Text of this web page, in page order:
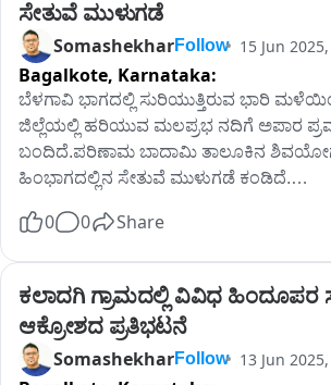
ಸೇತುವೆ ಮುಳುಗಡೆ
SomashekharFollow 15 Jun
Bagalkote, Karnataka:
ಬೆಳಗಾವಿ ಭಾಗದಲ್ಲಿ ಸುರಿಯುತ್ತಿರುವ ಭಾರಿ
ಜಿಲ್ಲೆಯಲ್ಲಿ ಹರಿಯುವ ಮಲಪ್ರಭ ನದಿಗೆ ಅಪಾರ
ಬಂದಿದೆ.ಪರಿಣಾಮ ಬಾದಾಮಿ ತಾಲೂಕಿನ
ಹಿಂಭಾಗದಲ್ಲಿನ ಸೇತುವೆ ಮುಳುಗಡೆ ಕಂಡಿದೆ.
ಮಂದಿರಕ್ಕೆ ಈ ಸೇತುವೆ ಸಂಪರ್ಕ ಕಲ್ಪಿಸುತ್ತದೆ.ಸಧ್ಯ
ಸ್ಥಿತಿ ನಿರ್ಮಾಣವಾಗಿದೆ.
0 0 Share
ಕಲಾದಗಿ ಗ್ರಾಮದಲ್ಲಿ ವಿವಿಧ
ಆಕ್ರೋಶದ ಪ್ರತಿಭಟನೆ
SomashekharFollow 13 Jun